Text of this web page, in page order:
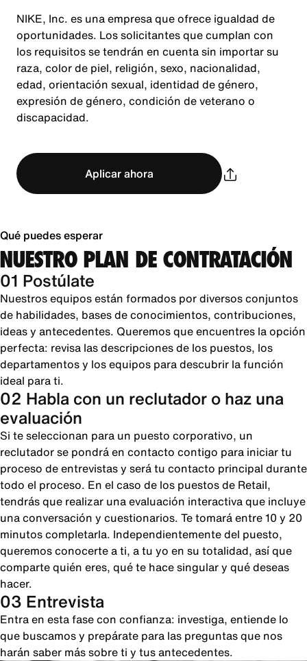
NIKE, Inc. es una empresa que ofrece igualdad de
oportunidades. Los solicitantes que cumplan con
los requisitos se tendrán en cuenta sin importar su
raza, color de piel, religión, sexo, nacionalidad,
edad, orientación sexual, identidad de género,
expresión de género, condición de veterano o
discapacidad.
Aplicar ahora
Qué puedes esperar
NUESTRO PLAN DE CONTRATACIÓN
01 Postúlate
Nuestros equipos están formados por diversos conjuntos
de habilidades, bases de conocimientos, contribuciones,
ideas y antecedentes. Queremos que encuentres la opción
perfecta: revisa las descripciones de los puestos, los
departamentos y los equipos para descubrir la función
ideal para ti.
02 Habla con un reclutador o haz una
evaluación
Si te seleccionan para un puesto corporativo, un
reclutador se pondrá en contacto contigo para iniciar tu
proceso de entrevistas y será tu contacto principal durante
todo el proceso. En el caso de los puestos de Retail,
tendrás que realizar una evaluación interactiva que incluye
una conversación y cuestionarios. Te tomará entre 10 y 20
minutos completarla. Independientemente del puesto,
queremos conocerte a ti, a tu yo en su totalidad, así que
comparte quién eres, qué te hace singular y qué deseas
hacer.
03 Entrevista
Entra en esta fase con confianza: investiga, entiende lo
que buscamos y prepárate para las preguntas que nos
harán saber más sobre ti y tus antecedentes.